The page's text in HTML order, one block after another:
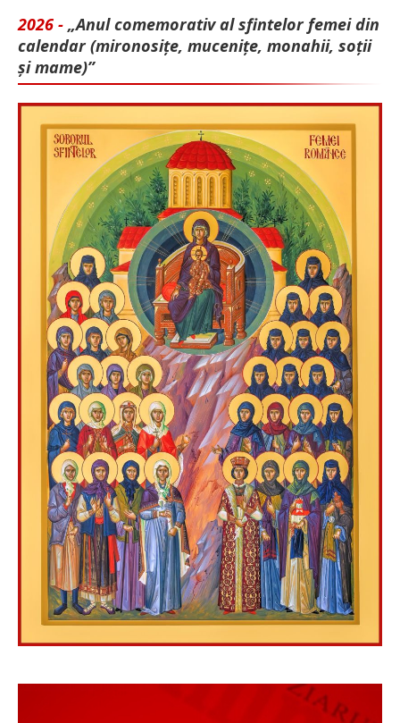
2026 - „Anul comemorativ al sfintelor femei din
calendar (mironosițe, mu­cenițe, monahii, soții
și mame)”